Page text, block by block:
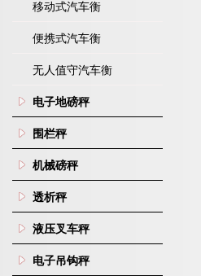
移动式汽车衡
便携式汽车衡
无人值守汽车衡
电子地磅秤
围栏秤
机械磅秤
透析秤
液压叉车秤
电子吊钩秤